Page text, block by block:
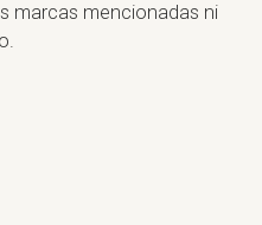
marcas mencionadas ni